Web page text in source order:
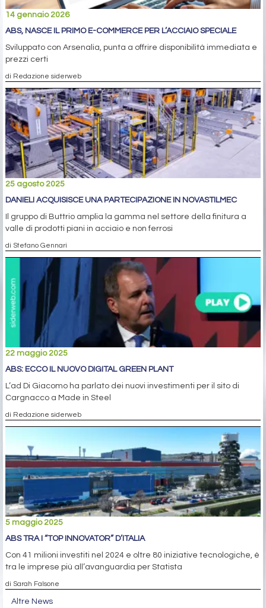
14 gennaio 2026
ABS, NASCE IL PRIMO E-COMMERCE PER L’ACCIAIO SPECIALE
Sviluppato con Arsenalia, punta a offrire disponibilità immediata e
prezzi certi
di Redazione siderweb
25 agosto 2025
DANIELI ACQUISISCE UNA PARTECIPAZIONE IN NOVASTILMEC
Il gruppo di Buttrio amplia la gamma nel settore della finitura a
valle di prodotti piani in acciaio e non ferrosi
di Stefano Gennari
22 maggio 2025
ABS: ECCO IL NUOVO DIGITAL GREEN PLANT
L’ad Di Giacomo ha parlato dei nuovi investimenti per il sito di
Cargnacco a Made in Steel
di Redazione siderweb
5 maggio 2025
ABS TRA I “TOP INNOVATOR” D’ITALIA
Con 41 milioni investiti nel 2024 e oltre 80 iniziative tecnologiche, è
tra le imprese più all’avanguardia per Statista
di Sarah Falsone
Altre News